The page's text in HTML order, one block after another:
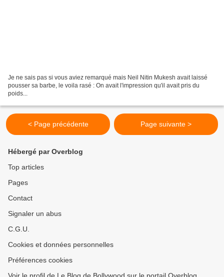
Je ne sais pas si vous aviez remarqué mais Neil Nitin Mukesh avait laissé
pousser sa barbe, le voila rasé : On avait l'impression qu'il avait pris du
poids...
< Page précédente Page suivante >
Hébergé par Overblog
Top articles
Pages
Contact
Signaler un abus
C.G.U.
Cookies et données personnelles
Préférences cookies